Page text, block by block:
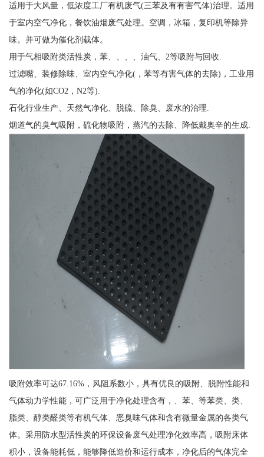
适用于大风量，低浓度工厂有机废气(三苯及有有害气体)治理。适用
于室内空气净化，餐饮油烟废气处理。空调，冰箱，复印机等除异
味。并可做为催化剂载体。
用于气相吸附类活性炭，苯、、、、油气、2等吸附与回收.
过滤嘴、装修除味、室内空气净化(，苯等有害气体的去除)，工业用
气的净化(如CO2，N2等).
石化行业生产、天然气净化、脱硫、除臭、废水的治理.
烟道气的臭气吸附，硫化物吸附，蒸汽的去除、降低戴奥辛的生成.
吸附效率可达67.16%，风阻系数小，具有优良的吸附、脱附性能和
气体动力学性能，可广泛用于净化处理含有，、苯、等苯类、类、
脂类、醇类醛类等有机气体、恶臭味气体和含有微量金属的各类气
体。采用防水型活性炭的环保设备废气处理净化效率高，吸附床体
积小，设备能耗低，能够降低造价和运行成本，净化后的气体完全